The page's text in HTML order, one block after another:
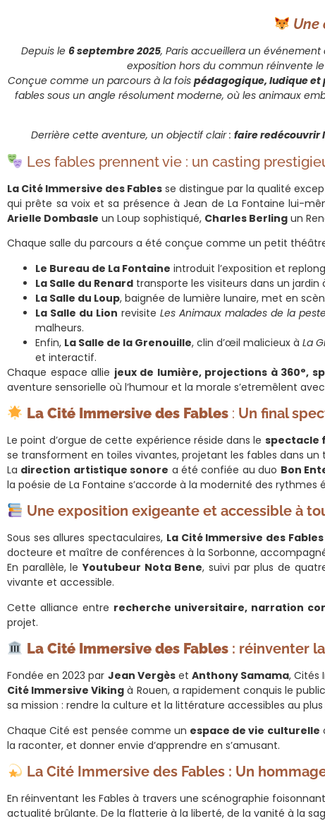
Depuis le 6 septembre 2025, Paris accueillera un événement
exposition hors du commun réinvente
Conçue comme un parcours à la fois pédagogique, ludique et
fables sous un angle résolument moderne, où les animaux
Derrière cette aventure, un objectif clair : faire redécouvrir
Les fables prennent vie : un casting
La Cité Immersive des Fables se distingue par la qualité
qui prête sa voix et sa présence à Jean de La Fontaine lui-
Arielle Dombasle un Loup sophistiqué, Charles Berling un
Chaque salle du parcours a été conçue comme un petit
Le Bureau de La Fontaine introduit l’exposition et
La Salle du Renard transporte les visiteurs dans un jardin
La Salle du Loup, baignée de lumière lunaire, met en
La Salle du Lion revisiteLes Animaux malades de la
malheurs.
Enfin, La Salle de la Grenouille, clin d’œil malicieux àLa
et interactif.
Chaque espace allie jeux de lumière, projections à 360°,
aventure sensorielle où l’humour et la morale s’etremêlent
La Cité Immersive des Fables: Un final
Le point d’orgue de cette expérience réside dans le spectacle
se transforment en toiles vivantes, projetant les fables dans un
La direction artistique sonore a été confiée au duo Bon
la poésie de La Fontaine s’accorde à la modernité des
Une exposition exigeante et accessible à
Sous ses allures spectaculaires, La Cité Immersive des Fables
docteure et maître de conférences à la Sorbonne,
En parallèle, leYoutubeur Nota Bene, suivi par plus de
vivante et accessible.
Cette alliance entre recherche universitaire, narration
projet.
La Cité Immersive des Fables: réinventer
Fondée en 2023 par Jean VergèsetAnthony Samama, Cités
Cité Immersive Viking à Rouen, a rapidement conquis le
sa mission : rendre la culture et la littérature accessibles au
Chaque Cité est pensée comme un espace de vie culturelle
la raconter, et donner envie d’apprendre en s’amusant.
La Cité Immersive des Fables : Un
En réinventant les Fables à travers une scénographie
actualité brûlante. De la flatterie à la liberté, de la vanité à la